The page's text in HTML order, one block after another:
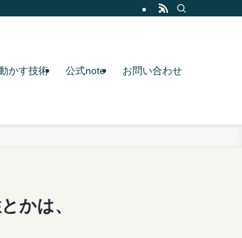
かす技術 公式note お問い合わせ
かは、